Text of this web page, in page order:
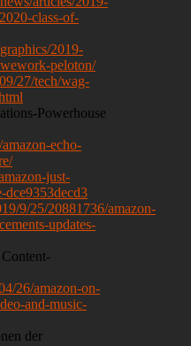
class-of-
2019-
peloton/
27/tech/wag-
Powerhouse
echo-
just-
dce9353decd3
9/25/20881736/amazon-
updates-
26/amazon-on-
and-music-
der